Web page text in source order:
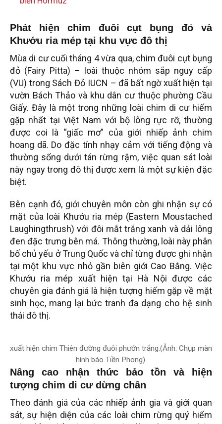
Phát hiện chim đuôi cụt bụng đỏ và
Khướu ria mép tại khu vực đô thị
Mùa di cư cuối tháng 4 vừa qua, chim đuôi cụt bụng
đỏ (Fairy Pitta) – loài thuộc nhóm sắp nguy cấp
(VU) trong Sách Đỏ IUCN – đã bất ngờ xuất hiện tại
vườn Bách Thảo và khu dân cư thuộc phường Cầu
Giấy. Đây là một trong những loài chim di cư hiếm
gặp nhất tại Việt Nam với bộ lông rực rỡ, thường
được coi là “giấc mơ” của giới nhiếp ảnh chim
hoang dã. Do đặc tính nhạy cảm với tiếng động và
thường sống dưới tán rừng rậm, việc quan sát loài
này ngay trong đô thị được xem là một sự kiện đặc
biệt.
Bên cạnh đó, giới chuyên môn còn ghi nhận sự có
mặt của loài Khướu ria mép (Eastern Moustached
Laughingthrush) với đôi mắt trắng xanh và dải lông
đen đặc trưng bên má. Thông thường, loài này phân
bố chủ yếu ở Trung Quốc và chỉ từng được ghi nhận
tại một khu vực nhỏ gần biên giới Cao Bằng. Việc
Khướu ria mép xuất hiện tại Hà Nội được các
chuyên gia đánh giá là hiện tượng hiếm gặp về mặt
sinh học, mang lại bức tranh đa dạng cho hệ sinh
thái đô thị.
xuất hiện chim Thiên đường đuôi phướn trắng.(Ảnh: Chụp màn
hình báo Tiền Phong).
Nâng cao nhận thức bảo tồn và hiện
tượng chim di cư dừng chân
Theo đánh giá của các nhiếp ảnh gia và giới quan
sát, sự hiện diện của các loài chim rừng quý hiếm